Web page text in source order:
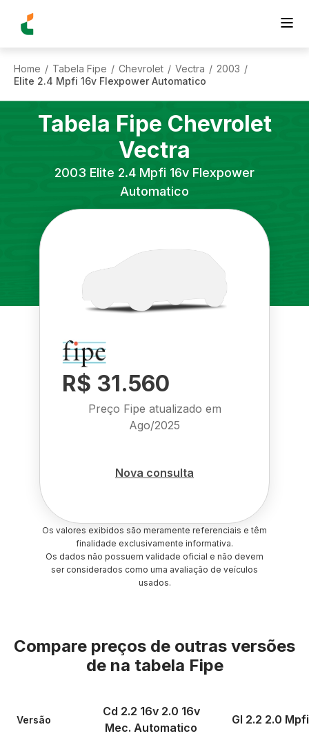
Home / Tabela Fipe / Chevrolet / Vectra / 2003 /
Elite 2.4 Mpfi 16v Flexpower Automatico
Tabela Fipe Chevrolet
Vectra
2003 Elite 2.4 Mpfi 16v Flexpower
Automatico
R$ 31.560
Preço Fipe atualizado em
Ago/2025
Nova consulta
Os valores exibidos são meramente referenciais e têm
finalidade exclusivamente informativa.
Os dados não possuem validade oficial e não devem
ser considerados como uma avaliação de veículos
usados.
Compare preços de outras versões
de na tabela Fipe
Versão
Cd 2.2 16v 2.0 16v
Mec. Automatico
Gl 2.2 2.0 Mpfi